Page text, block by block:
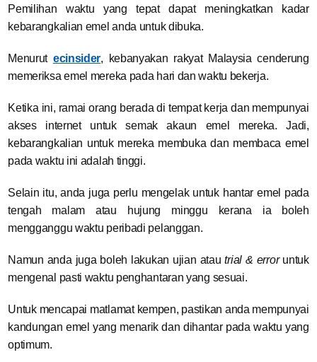
Pemilihan waktu yang tepat dapat meningkatkan kadar
kebarangkalian emel anda untuk dibuka.
Menurut ecinsider, kebanyakan rakyat Malaysia cenderung
memeriksa emel mereka pada hari dan waktu bekerja.
Ketika ini, ramai orang berada di tempat kerja dan mempunyai
akses internet untuk semak akaun emel mereka. Jadi,
kebarangkalian untuk mereka membuka dan membaca emel
pada waktu ini adalah tinggi.
Selain itu, anda juga perlu mengelak untuk hantar emel pada
tengah malam atau hujung minggu kerana ia boleh
mengganggu waktu peribadi pelanggan.
Namun anda juga boleh lakukan ujian atautrial & error untuk
mengenal pasti waktu penghantaran yang sesuai.
Untuk mencapai matlamat kempen, pastikan anda mempunyai
kandungan emel yang menarik dan dihantar pada waktu yang
optimum.